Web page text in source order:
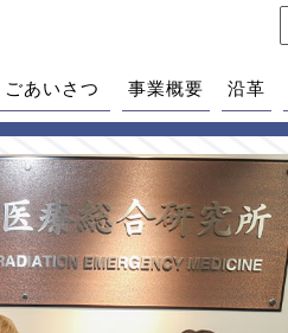
ごあいさつ 事業概要 沿革